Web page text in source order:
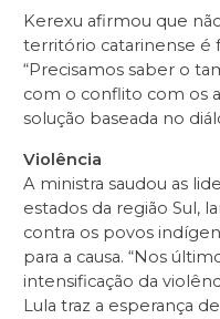
Kerexu afirmou que
território catarinense é
“Precisamos saber o
com o conflito com os
solução baseada no
Violência
A ministra saudou as
estados da região Sul,
contra os povos
para a causa. “Nos
intensificação da
Lula traz a esperança